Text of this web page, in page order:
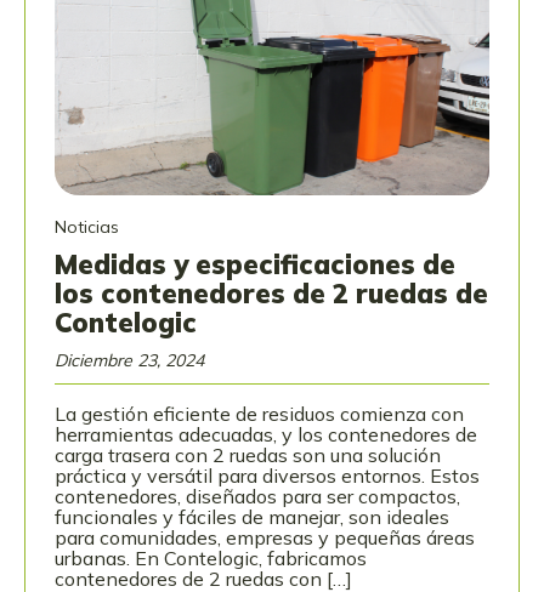
Noticias
Medidas y especificaciones de
los contenedores de 2 ruedas de
Contelogic
Diciembre 23, 2024
La gestión eficiente de residuos comienza con
herramientas adecuadas, y los contenedores de
carga trasera con 2 ruedas son una solución
práctica y versátil para diversos entornos. Estos
contenedores, diseñados para ser compactos,
funcionales y fáciles de manejar, son ideales
para comunidades, empresas y pequeñas áreas
urbanas. En Contelogic, fabricamos
contenedores de 2 ruedas con […]